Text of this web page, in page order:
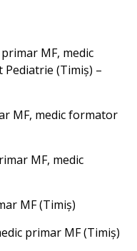
MF, medic
(Timiș) –
MF, medic formator
MF, medic
MF (Timiș)
primar MF (Timiș)